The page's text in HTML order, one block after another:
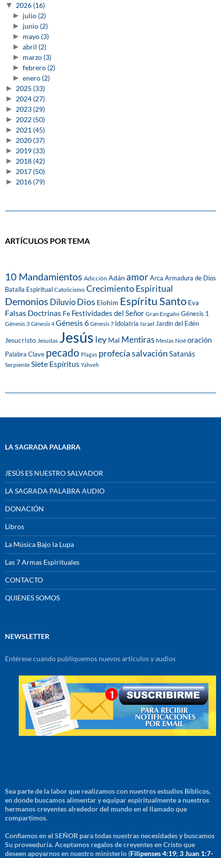
▼ 2026 (16)
► julio (2)
► junio (2)
► mayo (3)
► abril (2)
► marzo (3)
► febrero (2)
► enero (2)
► 2025 (33)
► 2024 (27)
► 2023 (29)
► 2022 (50)
► 2021 (45)
► 2020 (37)
► 2019 (33)
► 2018 (42)
► 2017 (50)
► 2016 (79)
ARTÍCULOS POR TEMA
10 Mandamientos Adicción Adán amorArca Armadura de Dios
Batalla Espiritual Catolicismo Crecimiento Espiritual
Demonios DiluvioDios Elohim Espíritu Santo Eva
Falsas Doctrinas Fe Festividades del Señor Gran Engaño Génesis 1
Génesis 3 Génesis 4 Génesis 6 Génesis 7 Idolatría Israel Jardín del Edén
Jesucristo Jesuitas Jesús ley Mal Mentiras Mesías Noé oración
Palabra Clave pecado Plagas profecíasalvación Satanás
Serpiente Siete Espíritus Yahveh
LA SAGRADA PALABRA
JESÚS ES NUESTRO SALVADOR
LA SAGRADA PALABRA AUDIO
DONACIÓN
Libros
La Música Bajo la Lupa
Las 7 Armas Espirituales
CONTACTO
QUIENES SOMOS
NEWSLETTER
Entérese cuando publiquemos nuevos artículos y audios
Sea parte de la labor que realizamos con nuestros estudios Bíblicos,
en donde buscamos alimentar y equipar espiritualmente a nuestros
hermanos creyentes alrededor del mundo en el llamado que
compartimos.
Confiamos en el SEÑOR para todas nuestras necesidades y buscamos
Su proveeduría. Aceptamos regalos de creyentes en Cristo que
deseen apoyarnos en nuestro ministerio (Filipenses 4:19; 3 Juan 1:7-